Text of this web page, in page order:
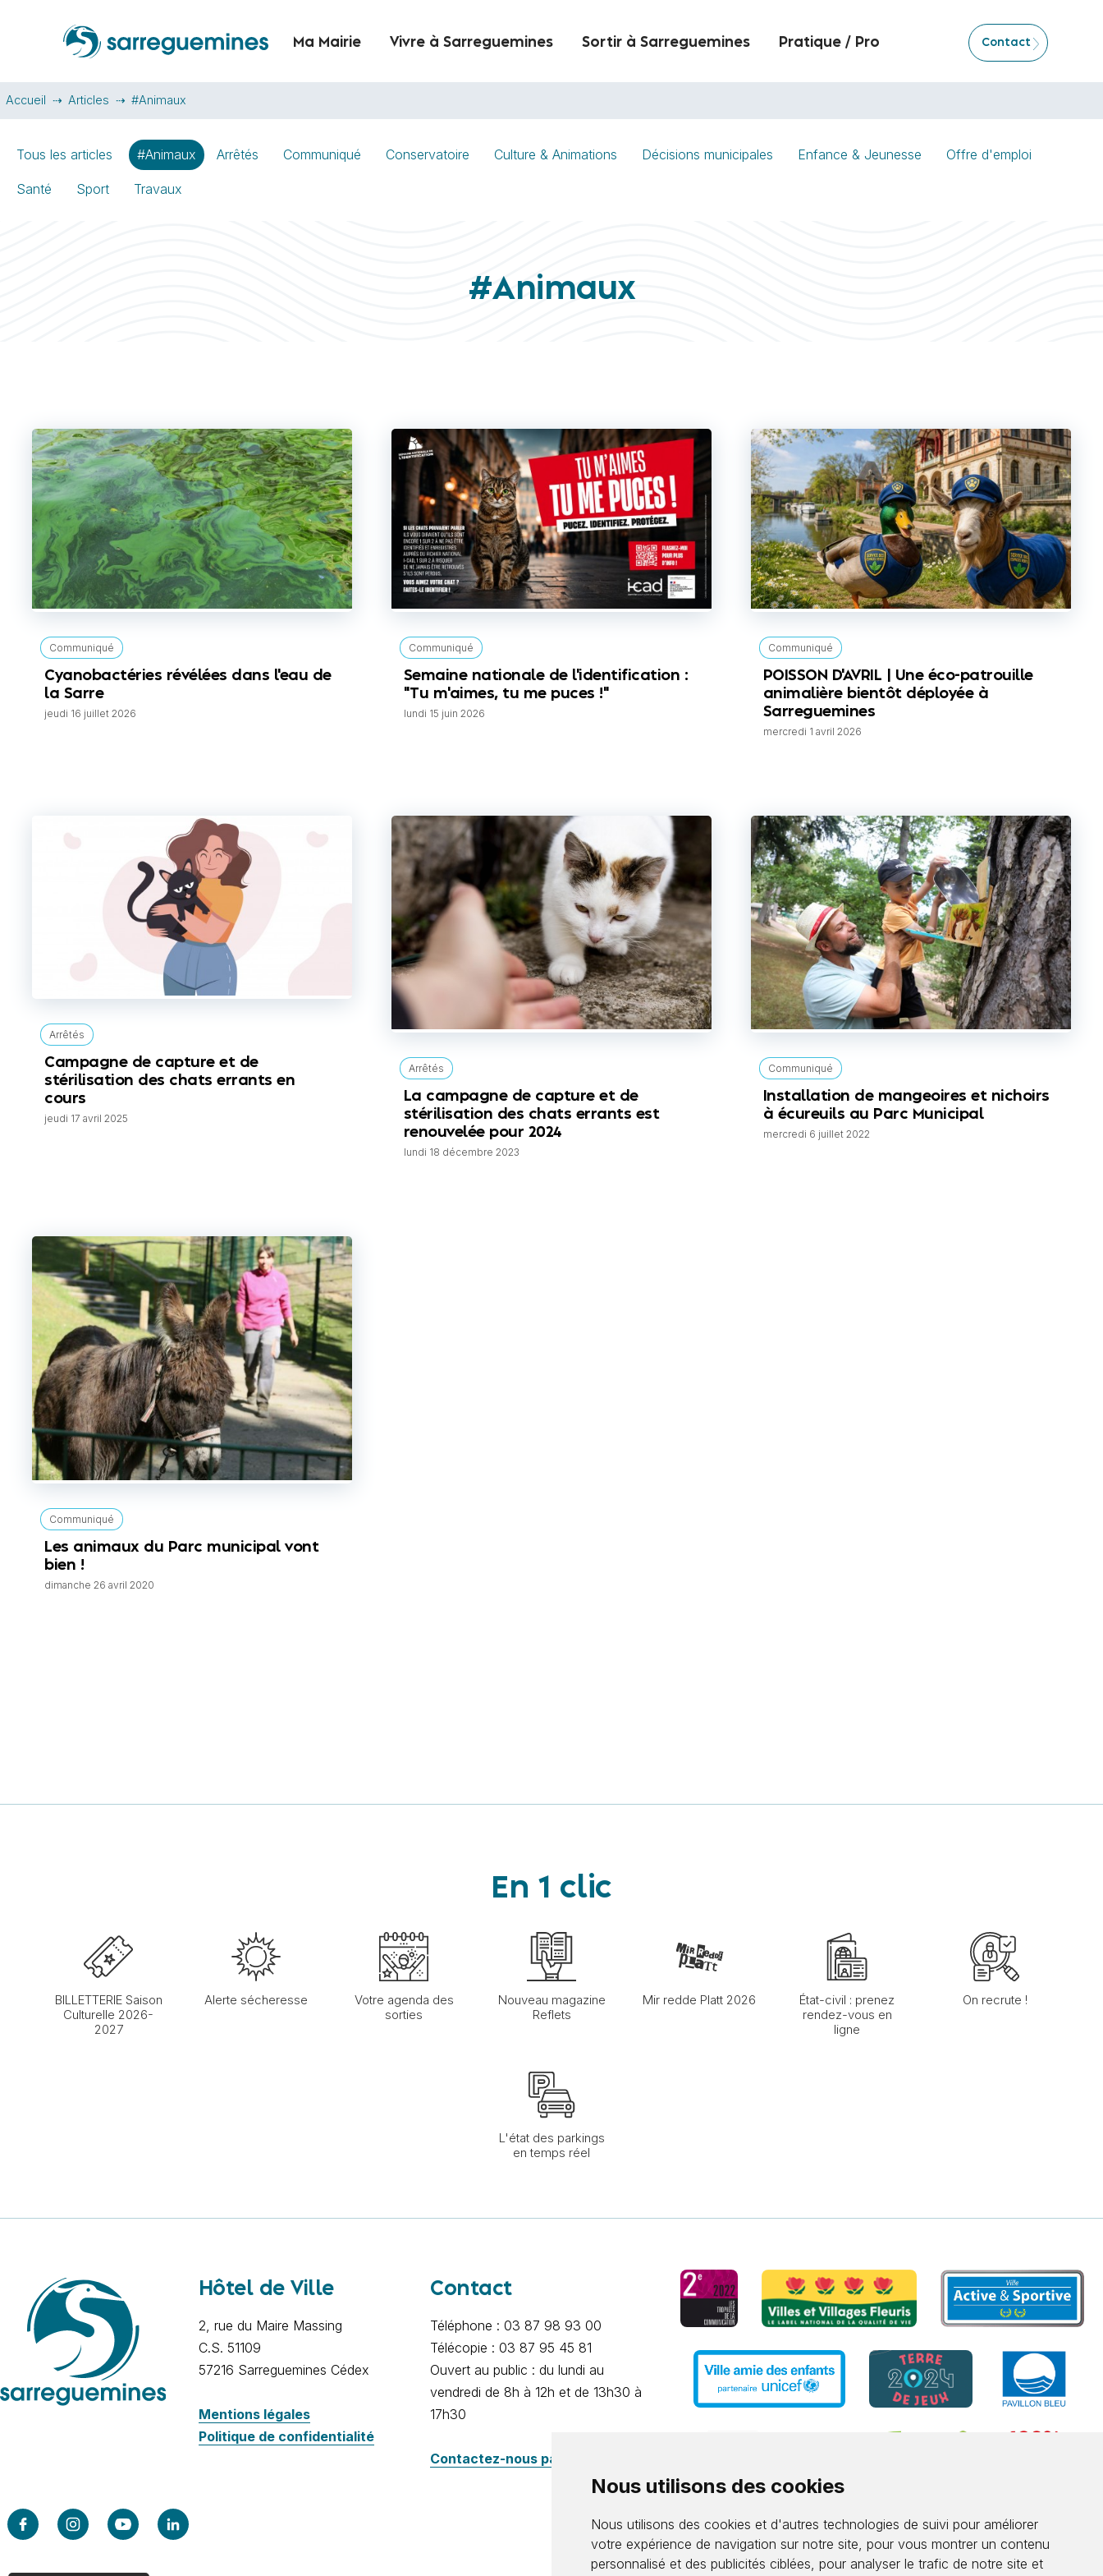
Nous utilisons des cookies
Nous utilisons des cookies et d'autres technologies de suivi pour améliorer
votre expérience de navigation sur notre site, pour vous montrer un contenu
personnalisé et des publicités ciblées, pour analyser le trafic de notre site et
Ma Mairie Vivre à Sarreguemines Sortir à Sarreguemines Pratique / Pro Contact
Accueil Articles #Animaux
Tous les articles #Animaux Arrêtés Communiqué Conservatoire Culture & Animations Décisions municipales Enfance & Jeunesse Offre d'emploi
Santé Sport Travaux
#Animaux
Communiqué
Cyanobactéries révélées dans l'eau de
la Sarre
jeudi 16 juillet 2026
Communiqué
Semaine nationale de l'identification :
"Tu m'aimes, tu me puces !"
lundi 15 juin 2026
Communiqué
POISSON D'AVRIL | Une éco-patrouille
animalière bientôt déployée à
Sarreguemines
mercredi 1 avril 2026
Arrêtés
Campagne de capture et de
stérilisation des chats errants en
cours
jeudi 17 avril 2025
Arrêtés
La campagne de capture et de
stérilisation des chats errants est
renouvelée pour 2024
lundi 18 décembre 2023
Communiqué
Installation de mangeoires et nichoirs
à écureuils au Parc Municipal
mercredi 6 juillet 2022
Communiqué
Les animaux du Parc municipal vont
bien !
dimanche 26 avril 2020
En 1 clic
BILLETTERIE Saison
Culturelle 2026-
2027
Alerte sécheresse
Votre agenda des
sorties
Nouveau magazine
Reflets
Mir redde Platt 2026
État-civil : prenez
rendez-vous en
ligne
On recrute !
L'état des parkings
en temps réel
Hôtel de Ville
2, rue du Maire Massing
C.S. 51109
57216 Sarreguemines Cédex
Mentions légales
Politique de confidentialité
Contact
Téléphone : 03 87 98 93 00
Télécopie : 03 87 95 45 81
Ouvert au public : du lundi au
vendredi de 8h à 12h et de 13h30 à
17h30
Contactez-nous par e-mail